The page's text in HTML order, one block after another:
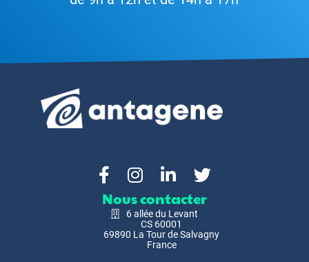
Nous contacter
6 allée du Levant
CS 60001
69890 La Tour de Salvagny
France